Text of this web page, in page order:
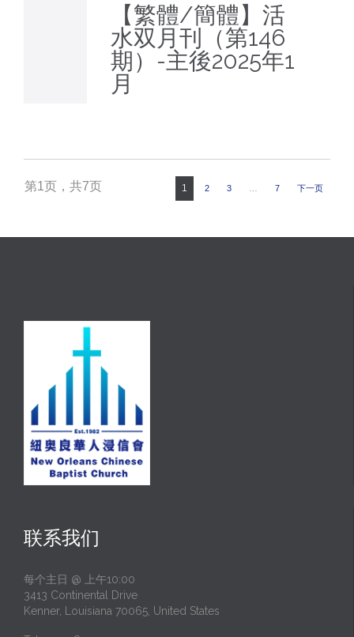
【繁體/簡體】活
水双月刊（第146
期）-主後2025年1
月
第1页，共7页 1 2 3 7 下一页
联系我们
每个主日 @ 上午10:00
3413 Continental Drive
Kenner, Louisiana 70065, United States